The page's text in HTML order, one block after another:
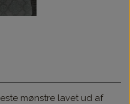
mønstre lavet ud af